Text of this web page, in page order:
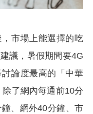
市場上能選擇的吃
議，暑假期間要4G
論度最高的「中華
了網內每通前10分
、網外40分鐘、市